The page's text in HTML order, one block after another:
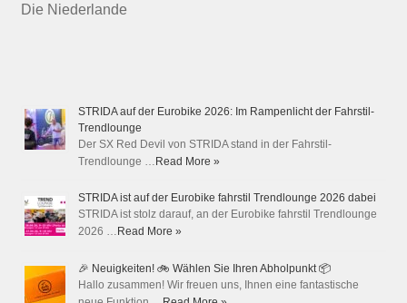
Die Niederlande
STRIDA auf der Eurobike 2026: Im Rampenlicht der Fahrstil-
Trendlounge
Der SX Red Devil von STRIDA stand in der Fahrstil-
Trendlounge … Read More »
STRIDA ist auf der Eurobike fahrstil Trendlounge 2026 dabei
STRIDA ist stolz darauf, an der Eurobike fahrstil Trendlounge
2026 … Read More »
🎉 Neuigkeiten! 🚲 Wählen Sie Ihren Abholpunkt 📦
Hallo zusammen! Wir freuen uns, Ihnen eine fantastische